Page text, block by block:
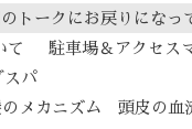
ークにお戻りになっ
て 駐車場＆アクセス
白髪予防）
のメカニズム 頭皮の血